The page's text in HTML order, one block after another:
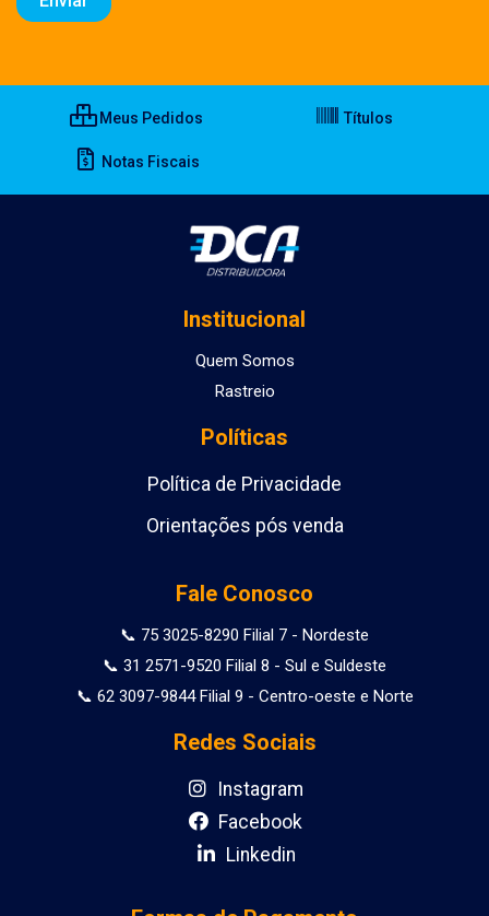
Meus Pedidos Títulos
Notas Fiscais
Institucional
Quem Somos
Rastreio
Políticas
Política de Privacidade
Orientações pós venda
Fale Conosco
📞 75 3025-8290 Filial 7 - Nordeste
📞 31 2571-9520 Filial 8 - Sul e Suldeste
📞 62 3097-9844 Filial 9 - Centro-oeste e Norte
Redes Sociais
Instagram
Facebook
Linkedin